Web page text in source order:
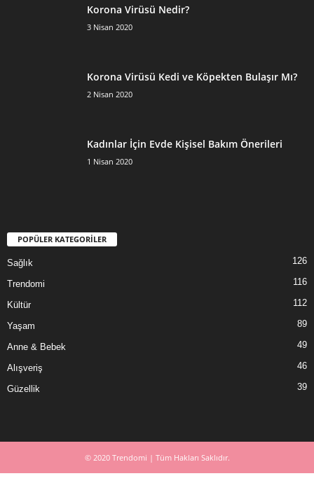
Korona Virüsü Nedir?
3 Nisan 2020
Korona Virüsü Kedi ve Köpekten Bulaşır Mı?
2 Nisan 2020
Kadınlar İçin Evde Kişisel Bakım Önerileri
1 Nisan 2020
POPÜLER KATEGORİLER
Sağlık 126
Trendomi 116
Kültür 112
Yaşam 89
Anne & Bebek 49
Alışveriş 46
Güzellik 39
© 2020 Trendomi | Tüm Hakları Saklıdır.